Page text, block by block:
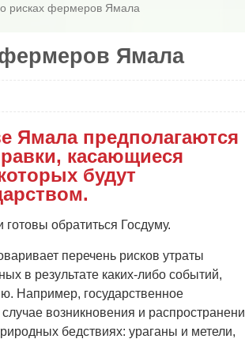
о рисках фермеров Ямала
фермеров Ямала
Ямала предполагаются
касающиеся
будут
обратиться Госдуму.
перечень рисков утраты
в результате каких-либо событий,
Например, государственное
возникновения и
бедствиях: ураганы и метели,